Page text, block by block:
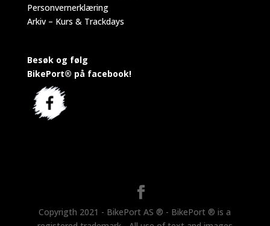
Personvernerklæring
Arkiv – Kurs & Trackdays
Besøk og følg
BikePort® på facebook!
Copyrigth 2021 - BikePort AS ® - BikePort ® is a